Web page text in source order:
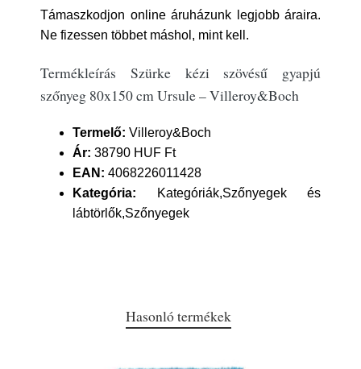
Támaszkodjon online áruházunk legjobb áraira.
Ne fizessen többet máshol, mint kell.
Termékleírás Szürke kézi szövésű gyapjú
szőnyeg 80x150 cm Ursule – Villeroy&Boch
Termelő: Villeroy&Boch
Ár: 38790 HUF Ft
EAN: 4068226011428
Kategória: Kategóriák,Szőnyegek és
lábtörlők,Szőnyegek
Hasonló termékek